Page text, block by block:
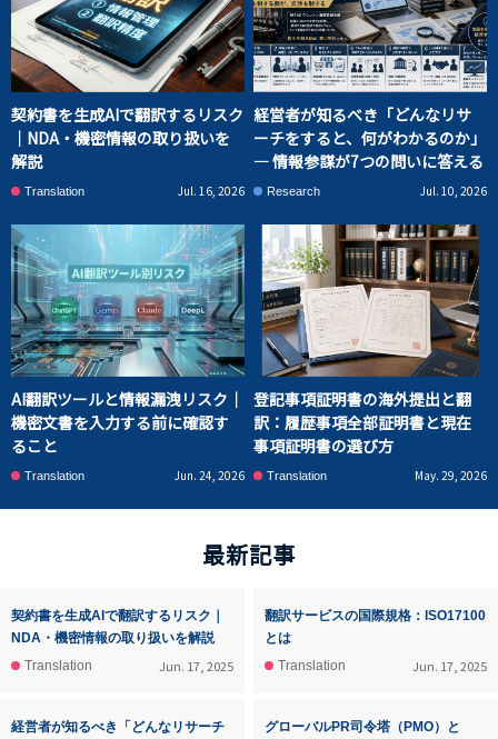
契約書を生成AIで翻訳するリスク
｜NDA・機密情報の取り扱いを
解説
Translation Jul. 16, 2026
経営者が知るべき「どんなリサ
ーチをすると、何がわかるのか」
― 情報参謀が7つの問いに答える
Research Jul. 10, 2026
AI翻訳ツールと情報漏洩リスク｜
機密文書を入力する前に確認す
ること
Translation Jun. 24, 2026
登記事項証明書の海外提出と翻
訳：履歴事項全部証明書と現在
事項証明書の選び方
Translation May. 29, 2026
最新記事
契約書を生成AIで翻訳するリスク｜
NDA・機密情報の取り扱いを解説
Translation
Jun. 17, 2025
翻訳サービスの国際規格：ISO17100
とは
Translation
Jun. 17, 2025
経営者が知るべき「どんなリサーチ
グローバルPR司令塔（PMO）と